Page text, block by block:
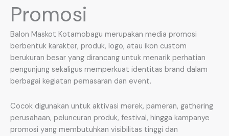
Promosi
Balon Maskot Kotamobagu merupakan media promosi
berbentuk karakter, produk, logo, atau ikon custom
berukuran besar yang dirancang untuk menarik perhatian
pengunjung sekaligus memperkuat identitas brand dalam
berbagai kegiatan pemasaran dan event.
Cocok digunakan untuk aktivasi merek, pameran, gathering
perusahaan, peluncuran produk, festival, hingga kampanye
promosi yang membutuhkan visibilitas tinggi dan